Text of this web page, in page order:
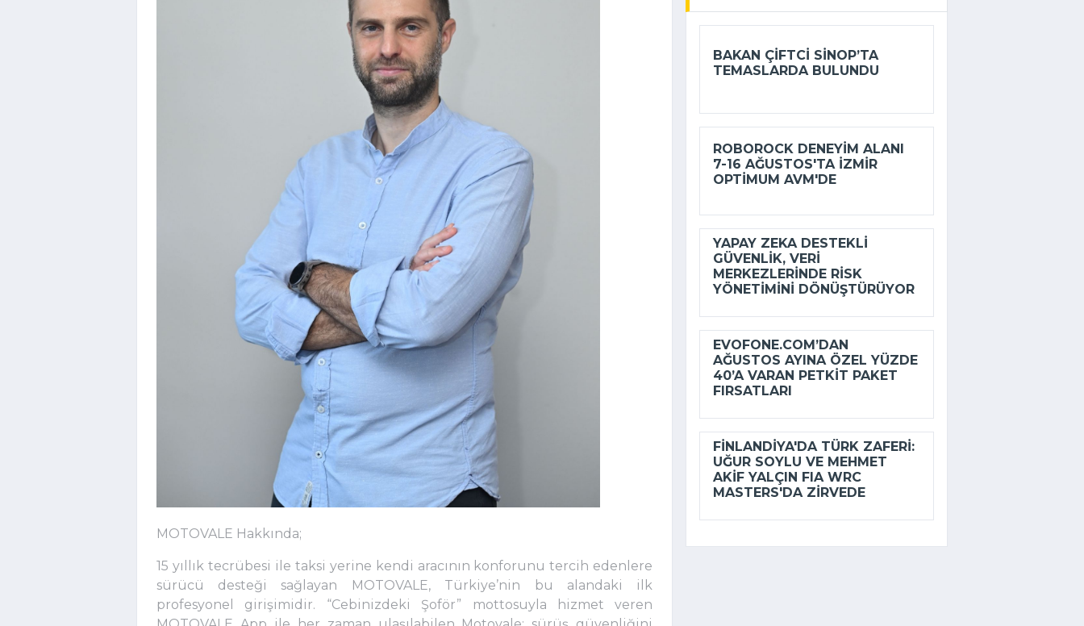
MOTOVALE Hakkında;
15 yıllık tecrübesi ile taksi yerine kendi aracının konforunu tercih edenlere
sürücü desteği sağlayan MOTOVALE, Türkiye’nin bu alandaki ilk
profesyonel girişimidir. “Cebinizdeki Şoför” mottosuyla hizmet veren
BAKAN ÇIFTCI SINOP’TA
TEMASLARDA BULUNDU
ROBOROCK DENEYIM ALANI
7-16 AĞUSTOS'TA İZMIR
OPTIMUM AVM'DE
YAPAY ZEKA DESTEKLI
GÜVENLIK, VERI
MERKEZLERINDE RISK
YÖNETIMINI DÖNÜŞTÜRÜYOR
EVOFONE.COM’DAN
AĞUSTOS AYINA ÖZEL YÜZDE
40’A VARAN PETKIT PAKET
FIRSATLARI
FINLANDIYA'DA TÜRK ZAFERI:
UĞUR SOYLU VE MEHMET
AKIF YALÇIN FIA WRC
MASTERS'DA ZIRVEDE